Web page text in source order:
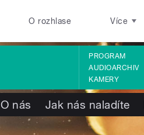
O rozhlase Více
PROGRAM
AUDIOARCHIV
KAMERY
O nás Jak nás naladíte